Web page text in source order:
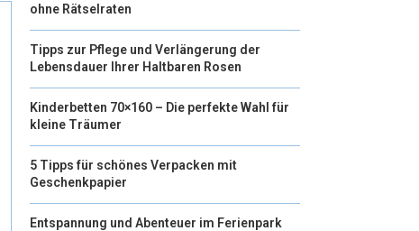
ohne Rätselraten
Tipps zur Pflege und Verlängerung der
Lebensdauer Ihrer Haltbaren Rosen
Kinderbetten 70×160 – Die perfekte Wahl für
kleine Träumer
5 Tipps für schönes Verpacken mit
Geschenkpapier
Entspannung und Abenteuer im Ferienpark